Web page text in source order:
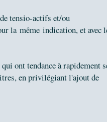
tensio-actifs et/ou
la même indication, et avec
ont tendance à rapidement
en privilégiant l'ajout de